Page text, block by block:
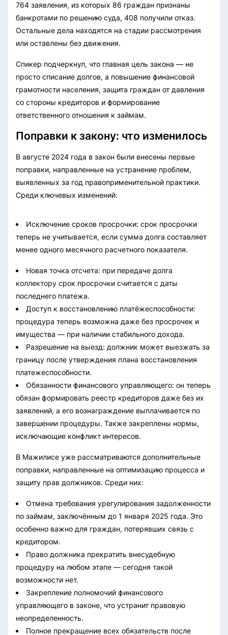
764 заявления, из которых 86 граждан признаны
банкротами по решению суда, 408 получили отказ.
Остальные дела находятся на стадии рассмотрения
или оставлены без движения.
Спикер подчеркнул, что главная цель закона — не
просто списание долгов, а повышение финансовой
грамотности населения, защита граждан от давления
со стороны кредиторов и формирование
ответственного отношения к займам.
Поправки к закону: что изменилось
В августе 2024 года в закон были внесены первые
поправки, направленные на устранение проблем,
выявленных за год правоприменительной практики.
Среди ключевых изменений:
Исключение сроков просрочки: срок просрочки
теперь не учитывается, если сумма долга составляет
менее одного месячного расчетного показателя.
Новая точка отсчета: при передаче долга
коллектору срок просрочки считается с даты
последнего платежа.
Доступ к восстановлению платёжеспособности:
процедура теперь возможна даже без просрочек и
имущества — при наличии стабильного дохода.
Разрешение на выезд: должник может выезжать за
границу после утверждения плана восстановления
платежеспособности.
Обязанности финансового управляющего: он теперь
обязан формировать реестр кредиторов даже без их
заявлений, а его вознаграждение выплачивается по
завершении процедуры. Также закреплены нормы,
исключающие конфликт интересов.
В Мажилисе уже рассматриваются дополнительные
поправки, направленные на оптимизацию процесса и
защиту прав должников. Среди них:
Отмена требования урегулирования задолженности
по займам, заключённым до 1 января 2025 года. Это
особенно важно для граждан, потерявших связь с
кредитором.
Право должника прекратить внесудебную
процедуру на любом этапе — сегодня такой
возможности нет.
Закрепление полномочий финансового
управляющего в законе, что устранит правовую
неопределенность.
Полное прекращение всех обязательств после